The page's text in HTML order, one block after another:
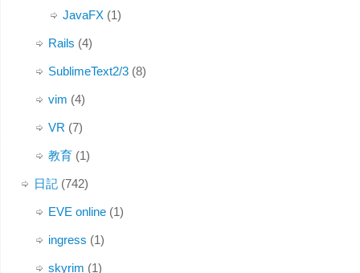
JavaFX(1)
Rails (4)
SublimeText2/3(8)
vim (4)
VR (7)
教育(1)
日記(742)
EVE online(1)
ingress (1)
skyrim (1)